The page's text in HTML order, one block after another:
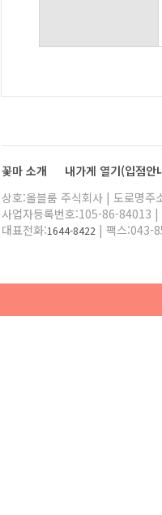
꽃마 소개 내가게 열기(입점안
상호:올블룸 주식회사 | 도로명
사업자등록번호:105-86-84013
대표전화:1644-8422 | 팩스:043-